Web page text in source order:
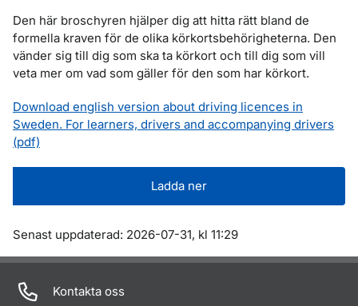
Den här broschyren hjälper dig att hitta rätt bland de
formella kraven för de olika körkortsbehörigheterna. Den
vänder sig till dig som ska ta körkort och till dig som vill
veta mer om vad som gäller för den som har körkort.
Download english version about driving licences in
Sweden. For learners, drivers and accompanying drivers
(pdf)
Ladda ner
Om sidan
Senast uppdaterad: 2026-07-31, kl 11:29
Kontakta oss